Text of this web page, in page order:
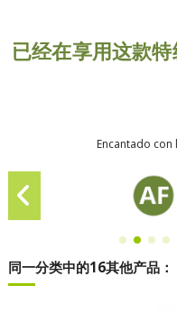
已经在享用这款
Encantado
同一分类中的16其他产品：